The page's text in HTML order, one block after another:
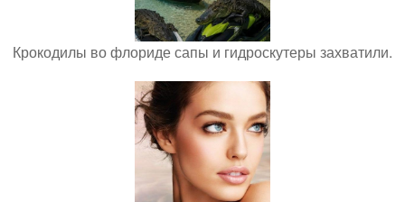
Крокодилы во флориде сапы и гидроскутеры захватили.